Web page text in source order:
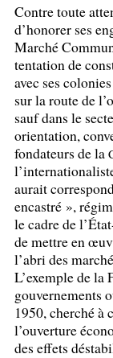
Contre toute
d’honorer ses
Marché
tentation de
avec ses
sur la route de
sauf dans le
orientation,
fondateurs de la
aurait
encastré »,
le cadre de
de mettre en
l’abri des
L’exemple de la
gouvernements
1950, cherché à
l’ouverture
des effets